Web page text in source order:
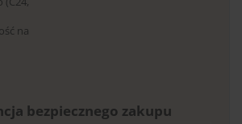
na
bezpiecznego zakupu